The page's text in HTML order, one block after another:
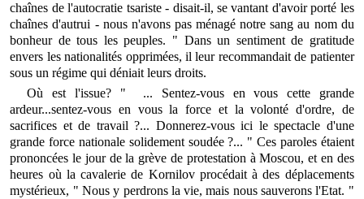
chaînes de l'autocratie tsariste - disait-il, se vantant d'avoir porté les
chaînes d'autrui - nous n'avons pas ménagé notre sang au nom du
bonheur de tous les peuples. " Dans un sentiment de gratitude
envers les nationalités opprimées, il leur recommandait de patienter
sous un régime qui déniait leurs droits.
Où est l'issue? " ... Sentez-vous en vous cette grande
ardeur...sentez-vous en vous la force et la volonté d'ordre, de
sacrifices et de travail ?... Donnerez-vous ici le spectacle d'une
grande force nationale solidement soudée ?... " Ces paroles étaient
prononcées le jour de la grève de protestation à Moscou, et en des
heures où la cavalerie de Kornilov procédait à des déplacements
mystérieux, " Nous y perdrons la vie, mais nous sauverons l'Etat. "